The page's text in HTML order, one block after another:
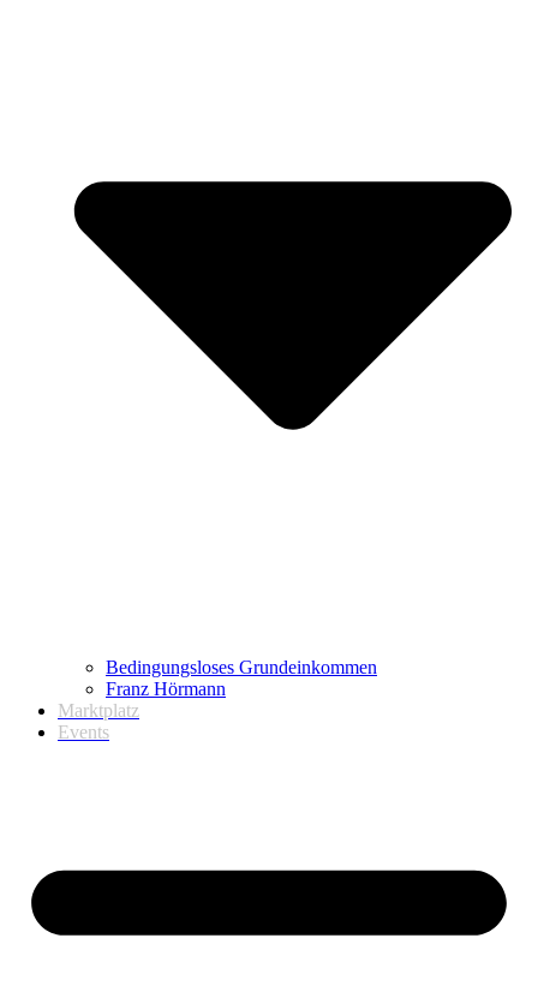
Bedingungsloses Grundeinkommen
Franz Hörmann
Marktplatz
Events